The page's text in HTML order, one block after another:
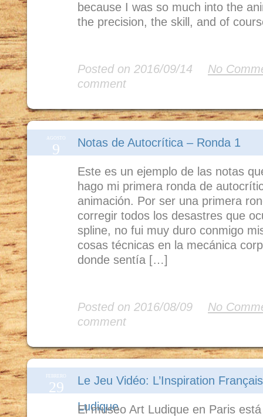
because I was so much into the
the precision, the skill, and of
Posted on 2016/09/14
No
comment
AGOSTO
9 Notas de Autocrítica – Ronda 1
Este es un ejemplo de las notas
hago mi primera ronda de
animación. Por ser una primera
corregir todos los desastres que
spline, no fui muy duro conmigo
cosas técnicas en la mecánica
donde sentía […]
Posted on 2016/08/09
No
comment
FEBRERO
29
Le Jeu Vidéo: L’Inspiration
Ludique
El museo Art Ludique en Paris